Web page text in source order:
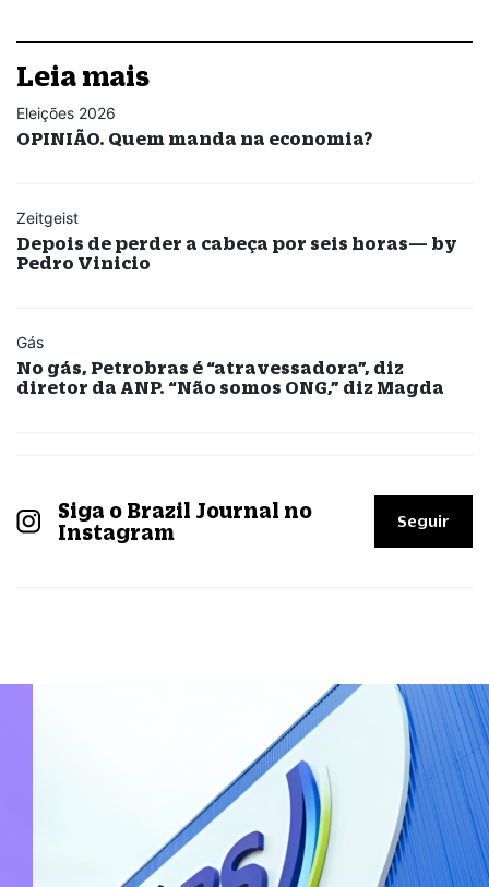
Leia mais
Eleições 2026
OPINIÃO. Quem manda na economia?
Zeitgeist
Depois de perder a cabeça por seis horas— by
Pedro Vinicio
Gás
No gás, Petrobras é “atravessadora”, diz
diretor da ANP. “Não somos ONG,” diz Magda
Siga o Brazil Journal no
Instagram
Seguir